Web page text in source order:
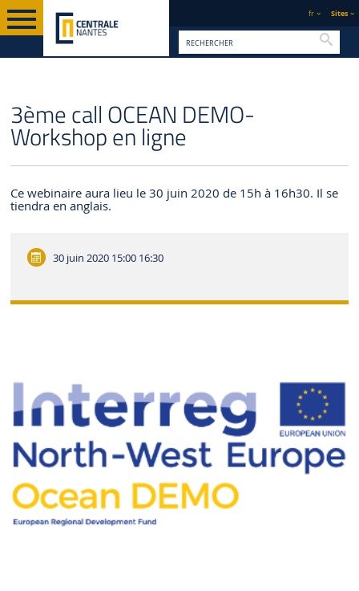
fr Sites
3ème call OCEAN DEMO-
Workshop en ligne
Ce webinaire aura lieu le 30 juin 2020 de 15h à 16h30. Il se
tiendra en anglais.
30 juin 2020 15:00 16:30